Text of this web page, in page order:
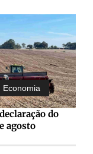
Economia
do
agosto